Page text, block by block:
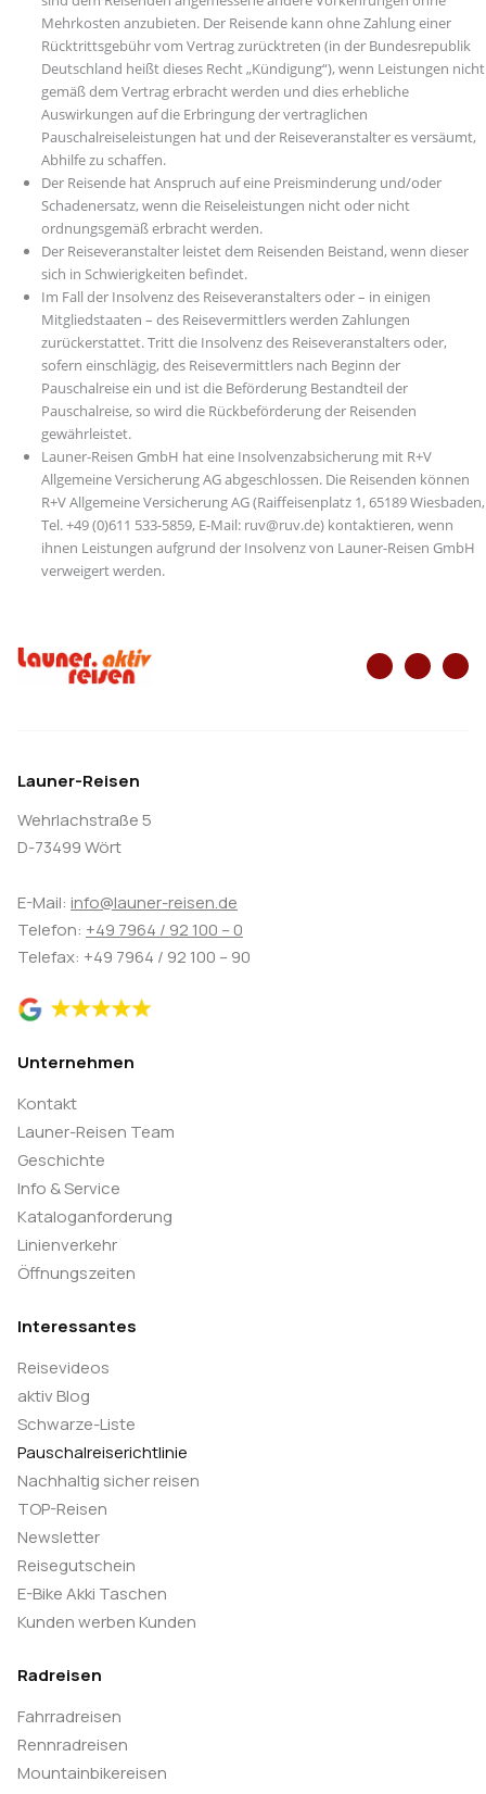
Mehrkosten anzubieten. Der Reisende kann ohne Zahlung einer
Rücktrittsgebühr vom Vertrag zurücktreten (in der Bundesrepublik
Deutschland heißt dieses Recht „Kündigung“), wenn Leistungen nicht
gemäß dem Vertrag erbracht werden und dies erhebliche
Auswirkungen auf die Erbringung der vertraglichen
Pauschalreiseleistungen hat und der Reiseveranstalter es versäumt,
Abhilfe zu schaffen.
Der Reisende hat Anspruch auf eine Preisminderung und/oder
Schadenersatz, wenn die Reiseleistungen nicht oder nicht
ordnungsgemäß erbracht werden.
Der Reiseveranstalter leistet dem Reisenden Beistand, wenn dieser
sich in Schwierigkeiten befindet.
Im Fall der Insolvenz des Reiseveranstalters oder – in einigen
Mitgliedstaaten – des Reisevermittlers werden Zahlungen
zurückerstattet. Tritt die Insolvenz des Reiseveranstalters oder,
sofern einschlägig, des Reisevermittlers nach Beginn der
Pauschalreise ein und ist die Beförderung Bestandteil der
Pauschalreise, so wird die Rückbeförderung der Reisenden
gewährleistet.
Launer-Reisen GmbH hat eine Insolvenzabsicherung mit R+V
Allgemeine Versicherung AG abgeschlossen. Die Reisenden können
R+V Allgemeine Versicherung AG (Raiffeisenplatz 1, 65189 Wiesbaden,
Tel. +49 (0)611 533-5859, E-Mail: ruv@ruv.de) kontaktieren, wenn
ihnen Leistungen aufgrund der Insolvenz von Launer-Reisen GmbH
verweigert werden.
Launer-Reisen
Wehrlachstraße 5
D-73499 Wört
E-Mail: info@launer-reisen.de
Telefon: +49 7964 / 92 100 – 0
Telefax: +49 7964 / 92 100 – 90
Unternehmen
Kontakt
Launer-Reisen Team
Geschichte
Info & Service
Kataloganforderung
Linienverkehr
Öffnungszeiten
Interessantes
Reisevideos
aktiv Blog
Schwarze-Liste
Pauschalreiserichtlinie
Nachhaltig sicher reisen
TOP-Reisen
Newsletter
Reisegutschein
E-Bike Akki Taschen
Kunden werben Kunden
Radreisen
Fahrradreisen
Rennradreisen
Mountainbikereisen